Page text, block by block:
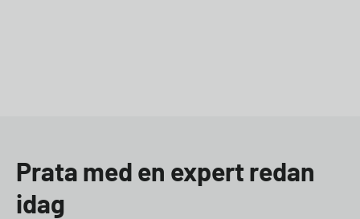
Prata med en expert redan
idag